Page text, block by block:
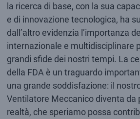
la ricerca di base, con la sua
e di innovazione tecnologica, ha
dall’altro evidenzia l’importanza
internazionale e multidisciplinare
grandi sfide dei nostri tempi. La
della FDA è un traguardo
una grande soddisfazione: il
Ventilatore Meccanico diventa da
realtà, che speriamo possa